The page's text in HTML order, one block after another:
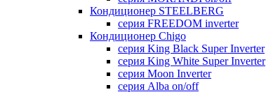
Кондиционер STEELBERG
серия FREEDOM inverter
Кондиционер Chigo
серия King Black Super Inverter
серия King White Super Inverter
серия Moon Inverter
серия Alba on/off